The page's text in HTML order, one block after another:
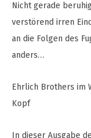
Nicht gerade
verstörend irren
an die Folgen des
anders…
Ehrlich Brothers im
Kopf
In dieser Ausgabe